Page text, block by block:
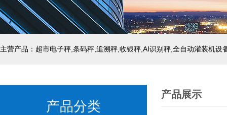
主营产品：超市电子秤,条码秤,追溯秤,收银秤,AI识别秤,全自动灌装机设
产品分类
产品展示